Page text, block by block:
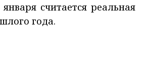
считается реальная
года.